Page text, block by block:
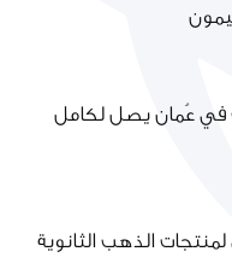
في عُمان يصل لكامل
الذهب الثانوية